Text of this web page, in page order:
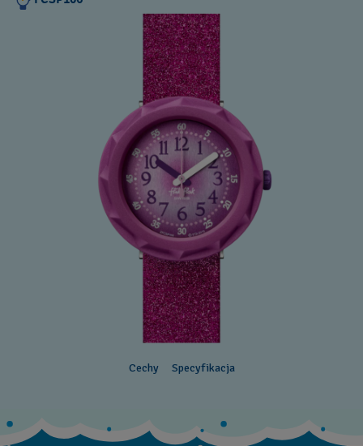
Cechy Specyfikacja